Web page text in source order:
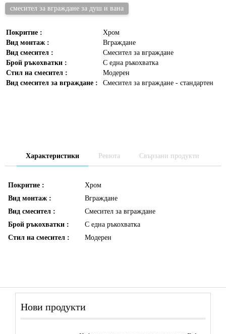
смесител за вграждане за душ и вана
Покритие :
Хром
Вид монтаж :
Вграждане
Вид смесител :
Смесител за вграждане
Брой ръкохватки :
С една ръкохватка
Стил на смесител :
Модерен
Вид смесител за вграждане :
Смесител за вграждане - стандартен
Характеристики Ревюта Свързани продукти
Покритие :
Хром
Вид монтаж :
Вграждане
Вид смесител :
Смесител за вграждане
Брой ръкохватки :
С една ръкохватка
Стил на смесител :
Модерен
Нови продукти